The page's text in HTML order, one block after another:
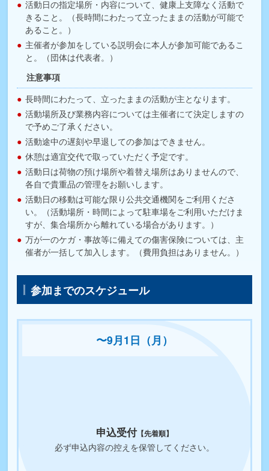
活動日の指定場所・内容について、健康上支障なく活動で
きること。（長時間にわたって立ったままの活動が可能で
あること。）
主催者が参加をしている説明会に本人が参加可能であるこ
と。（団体は代表者。）
注意事項
長時間にわたって、立ったままの活動が主となります。
活動場所及び業務内容については主催者にて決定しますの
で予めご了承ください。
活動途中の遅刻や早退しての参加はできません。
休憩は適宜交代で取っていただく予定です。
活動日は荷物の預け場所や着替え場所はありませんので、
各自で貴重品の管理をお願いします。
活動日の移動は可能な限り公共交通機関をご利用くださ
い。（活動場所・時間によって駐車場をご利用いただけま
すが、集合場所から離れている場合があります。）
万が一のケガ・事故等に備えての傷害保険については、主
催者が一括して加入します。（費用負担はありません。）
参加までのスケジュール
〜9月1日（月）
申込受付【先着順】
必ず申込内容の控えを保管してください。